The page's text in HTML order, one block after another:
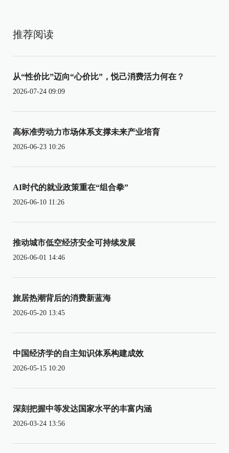
推荐阅读
从“性价比”迈向“心价比”，悦己消费活力何在？
2026-07-24 09:09
高标准劳动力市场体系支撑未来产业培育
2026-06-23 10:26
AI时代的就业政策重在“组合拳”
2026-06-10 11:26
推动城市低空经济安全可持续发展
2026-06-01 14:46
旅居热潮背后的消费新蓝海
2026-05-20 13:45
中国经济学的自主知识体系构建成效
2026-05-15 10:20
深刻把握中等发达国家水平的丰富内涵
2026-03-24 13:56